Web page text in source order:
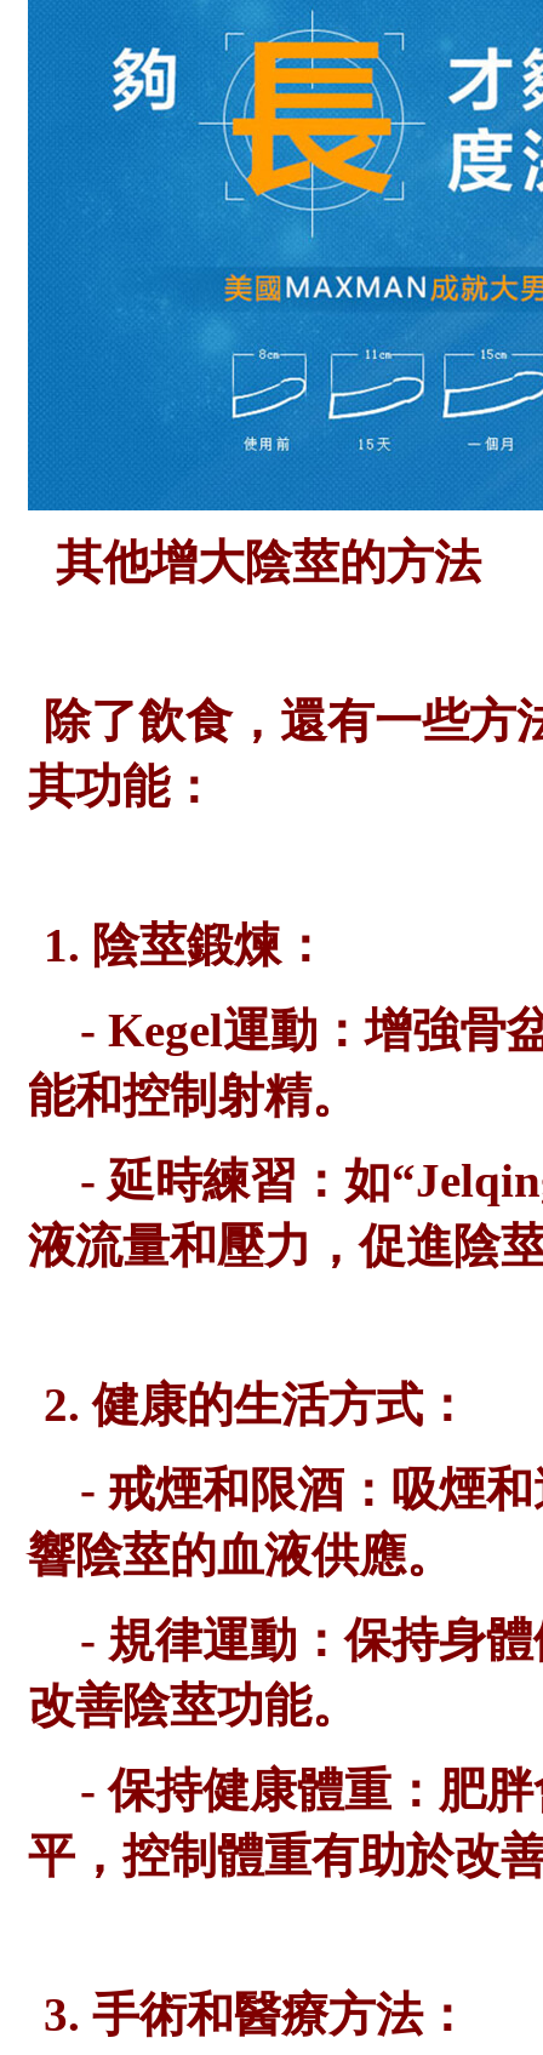
其他增大陰莖的方法
除了飲食，還有一些方
其功能：
1. 陰莖鍛煉：
- Kegel運動：增強骨
能和控制射精。
- 延時練習：如
液流量和壓力，促進陰
2. 健康的生活方式：
- 戒煙和限酒：吸煙
響陰莖的血液供應。
- 規律運動：保持身
改善陰莖功能。
- 保持健康體重：肥
平，控制體重有助於改
3. 手術和醫療方法：